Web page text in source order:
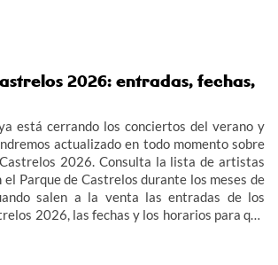
2026: entradas, fechas,
está cerrando los conciertos del verano y
actualizado en todo momento sobre
2026. Consulta la lista de artistas
el Parque de Castrelos durante los meses de
salen a la venta las entradas de los
2026, las fechas y los horarios para que